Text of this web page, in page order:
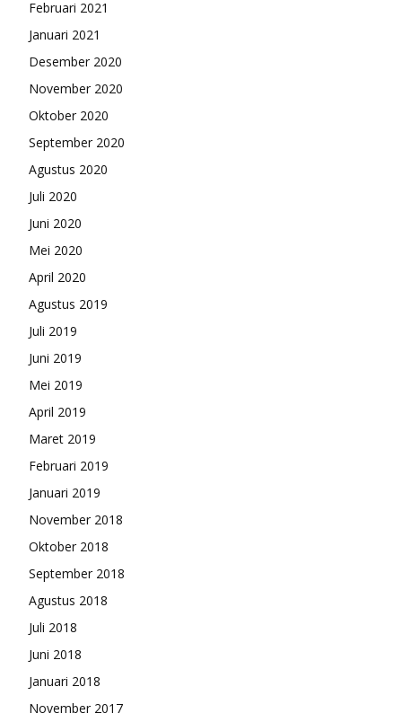
Februari 2021
Januari 2021
Desember 2020
November 2020
Oktober 2020
September 2020
Agustus 2020
Juli 2020
Juni 2020
Mei 2020
April 2020
Agustus 2019
Juli 2019
Juni 2019
Mei 2019
April 2019
Maret 2019
Februari 2019
Januari 2019
November 2018
Oktober 2018
September 2018
Agustus 2018
Juli 2018
Juni 2018
Januari 2018
November 2017